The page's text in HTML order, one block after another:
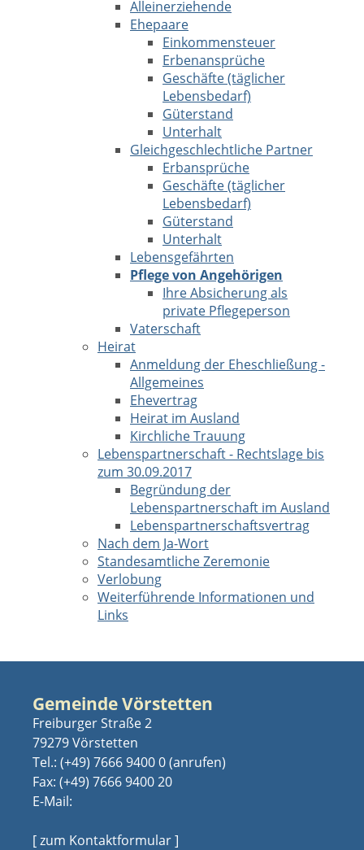
Alleinerziehende
Ehepaare
Einkommensteuer
Erbenansprüche
Geschäfte (täglicher
Lebensbedarf)
Güterstand
Unterhalt
Gleichgeschlechtliche Partner
Erbansprüche
Geschäfte (täglicher
Lebensbedarf)
Güterstand
Unterhalt
Lebensgefährten
Pflege von Angehörigen
Ihre Absicherung als
private Pflegeperson
Vaterschaft
Heirat
Anmeldung der Eheschließung -
Allgemeines
Ehevertrag
Heirat im Ausland
Kirchliche Trauung
Lebenspartnerschaft - Rechtslage bis
zum 30.09.2017
Begründung der
Lebenspartnerschaft im Ausland
Lebenspartnerschaftsvertrag
Nach dem Ja-Wort
Standesamtliche Zeremonie
Verlobung
Weiterführende Informationen und
Links
Gemeinde Vörstetten
Freiburger Straße 2
79279 Vörstetten
Tel.: (+49) 7666 9400 0
Fax: (+49) 7666 9400 20
E-Mail:
[ zum Kontaktformular ]